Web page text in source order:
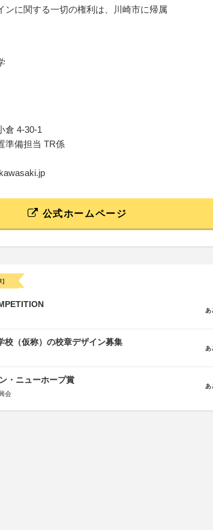
ンに関する一切の権利は、川崎市に帰属
倉 4-30-1
準備担当 TR係
公式ホームページ
あ
校（仮称）の校章デザイン募集
あ
・ニューホープ賞
会
あ